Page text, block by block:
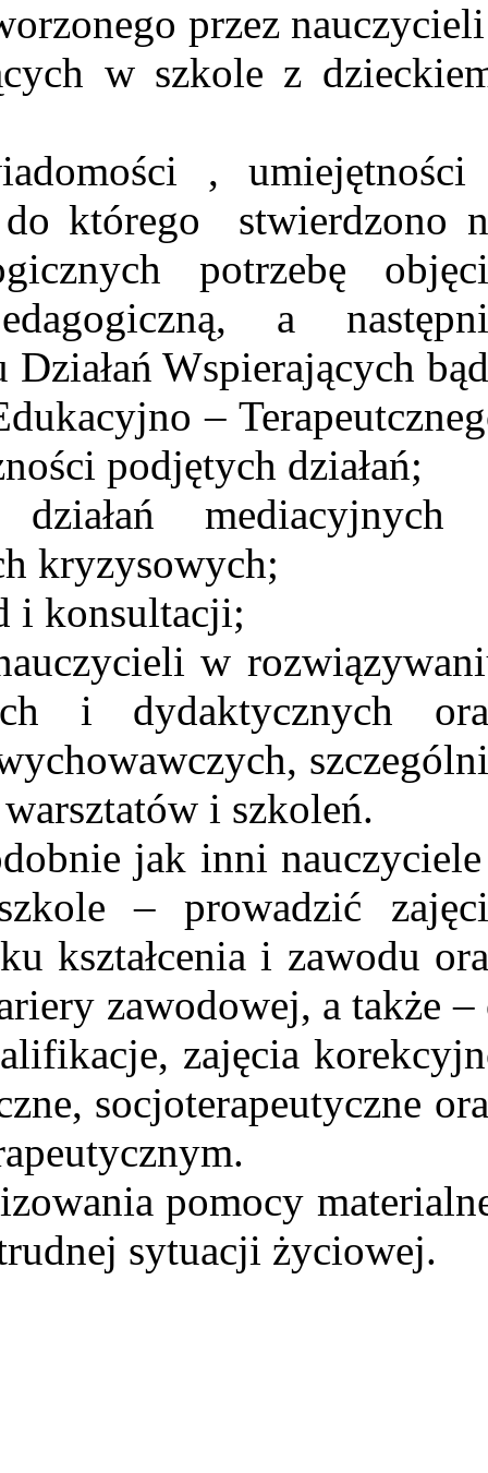
przez
w szkole z
,
którego stwierdzono
potrzebę
a
Wspierających
–
podjętych działań;
kryzysowych;
i konsultacji;
w
i dydaktycznych
i szkoleń.
jak inni
– prowadzić
kształcenia i zawodu
zawodowej, a także –
zajęcia
socjoterapeutyczne
pomocy
sytuacji życiowej.